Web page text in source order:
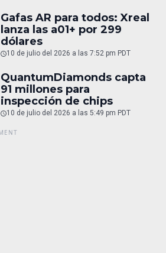
Gafas AR para todos: Xreal
lanza las a01+ por 299
dólares
10 de julio del 2026 a las 7:52 pm PDT
QuantumDiamonds capta
91 millones para
inspección de chips
10 de julio del 2026 a las 5:49 pm PDT